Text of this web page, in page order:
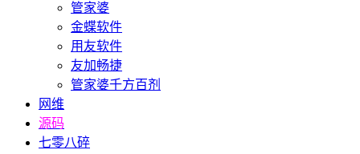
管家婆
金蝶软件
用友软件
友加畅捷
管家婆千方百剂
网维
源码
七零八碎